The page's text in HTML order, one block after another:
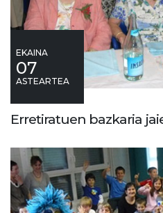
EKAINA
07
ASTEARTEA
Erretiratuen bazkaria